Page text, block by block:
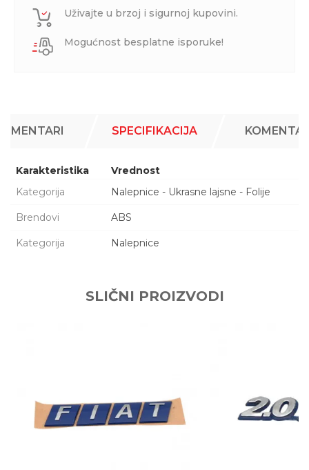
Uživajte u brzoj i sigurnoj kupovini.
Mogućnost besplatne isporuke!
SPECIFIKACIJA
Karakteristika
Vrednost
Kategorija
Nalepnice - Ukrasne lajsne - Folije
Brendovi ABS
Kategorija Nalepnice
SLIČNI PROIZVODI